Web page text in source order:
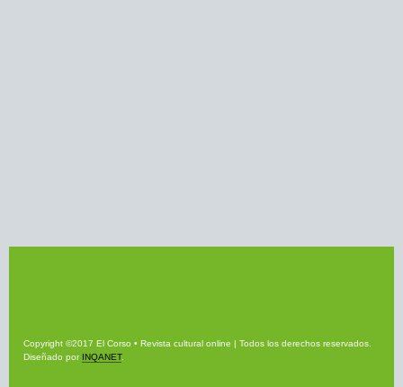
Copyright ©2017 El Corso • Revista cultural online | Todos los derechos reservados.
Diseñado por INQANET.